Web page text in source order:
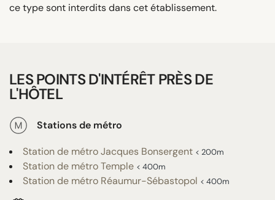
ce type sont interdits dans cet établissement.
LES POINTS D'INTÉRÊT PRÈS DE
L'HÔTEL
Stations de métro
Station de métro Jacques Bonsergent < 200m
Station de métro Temple < 400m
Station de métro Réaumur-Sébastopol < 400m